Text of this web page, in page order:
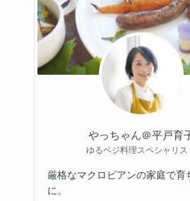
やっちゃん＠平戸育
ゆるベジ料理スペシャリス
厳格なマクロビアンの家庭で育
に。